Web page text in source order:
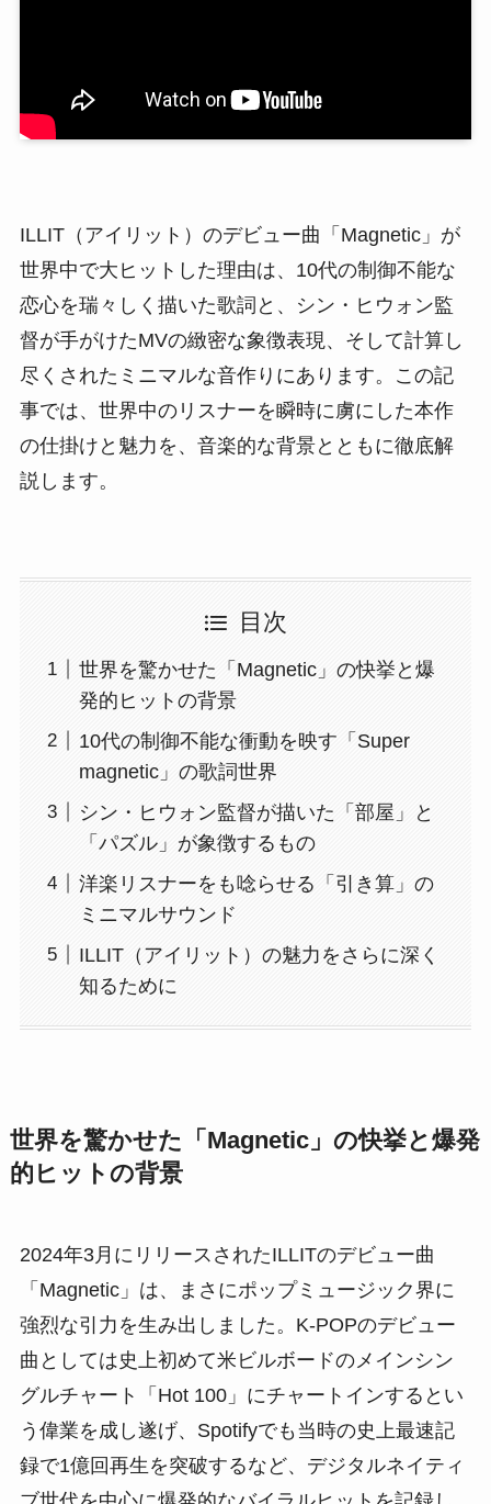
ILLIT（アイリット）のデビュー曲「Magnetic」が
世界中で大ヒットした理由は、10代の制御不能な
恋心を瑞々しく描いた歌詞と、シン・ヒウォン監
督が手がけたMVの緻密な象徴表現、そして計算し
尽くされたミニマルな音作りにあります。この記
事では、世界中のリスナーを瞬時に虜にした本作
の仕掛けと魅力を、音楽的な背景とともに徹底解
説します。
目次
世界を驚かせた「Magnetic」の快挙と爆
発的ヒットの背景
10代の制御不能な衝動を映す「Super
magnetic」の歌詞世界
シン・ヒウォン監督が描いた「部屋」と
「パズル」が象徴するもの
洋楽リスナーをも唸らせる「引き算」の
ミニマルサウンド
ILLIT（アイリット）の魅力をさらに深く
知るために
世界を驚かせた「Magnetic」の快挙と爆発
的ヒットの背景
2024年3月にリリースされたILLITのデビュー曲
「Magnetic」は、まさにポップミュージック界に
強烈な引力を生み出しました。K-POPのデビュー
曲としては史上初めて米ビルボードのメインシン
グルチャート「Hot 100」にチャートインするとい
う偉業を成し遂げ、Spotifyでも当時の史上最速記
録で1億回再生を突破するなど、デジタルネイティ